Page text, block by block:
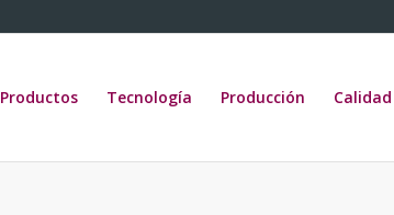
Productos Tecnología Producción Calidad